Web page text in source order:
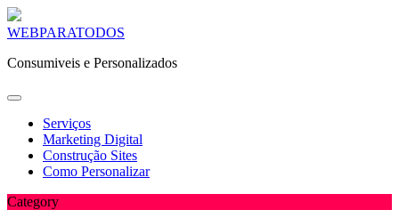
Skip
content
WEBPARATODOS
Consumiveis e Personalizados
Serviços
Marketing Digital
Construção Sites
Como Personalizar
Category